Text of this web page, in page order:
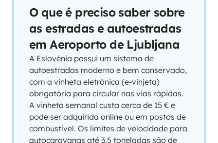
O que é preciso saber sobre
as estradas e autoestradas
em Aeroporto de Ljubljana
A Eslovénia possui um sistema de
autoestradas moderno e bem conservado,
com a vinheta eletrónica (e-vinjeta)
obrigatória para circular nas vias rápidas.
A vinheta semanal custa cerca de 15 € e
pode ser adquirida online ou em postos de
combustível. Os limites de velocidade para
autocaravanas até 3,5 toneladas são de